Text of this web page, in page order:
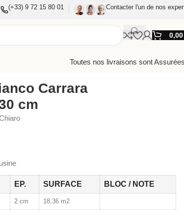
(+33) 9 72 15 80 01 Contacter l'un de nos
Toutes nos livraisons sont
Carrara
cm
EP. SURFACE BLOC / NOTE
2 cm 18,36 m2